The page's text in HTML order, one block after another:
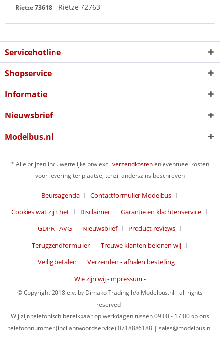
Rietze 73618 Rietze 72763
Servicehotline
Shopservice
Informatie
Nieuwsbrief
Modelbus.nl
* Alle prijzen incl. wettelijke btw excl.verzendkostenen eventueel kosten
voor levering ter plaatse, tenzij anderszins beschreven
Beursagenda
Contactformulier Modelbus
Cookies wat zijn het
Disclaimer
Garantie en klachtenservice
GDPR - AVG
Nieuwsbrief
Product reviews
Terugzendformulier
Trouwe klanten belonen wij
Veilig betalen
Verzenden - afhalen bestelling
Wie zijn wij -Impressum -
© Copyright 2018 e.v. by Dimako Trading h/o Modelbus.nl - all rights
reserved -
Wij zijn telefonisch bereikbaar op werkdagen tussen 09:00 - 17:00 op ons
telefoonnummer (incl antwoordservice) 0718886188 | sales@modelbus.nl